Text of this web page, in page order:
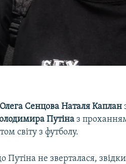
Олега Сенцова Наталя Каплан
Путіна з
світу з футболу.
Путіна не зверталася,